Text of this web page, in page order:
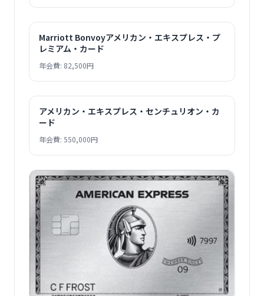
Marriott Bonvoyアメリカン・エキスプレス・プ
レミアム・カード
年会費: 82,500円
アメリカン・エキスプレス・センチュリオン・カ
ード
年会費: 550,000円